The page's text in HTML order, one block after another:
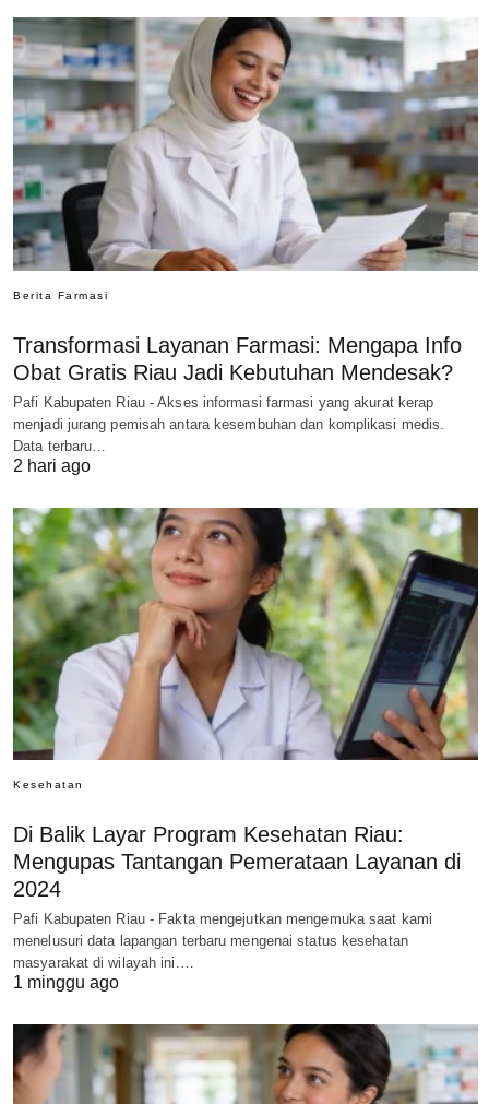
Berita Farmasi
Transformasi Layanan Farmasi: Mengapa Info
Obat Gratis Riau Jadi Kebutuhan Mendesak?
Pafi Kabupaten Riau - Akses informasi farmasi yang akurat kerap
menjadi jurang pemisah antara kesembuhan dan komplikasi medis.
Data terbaru…
2 hari ago
Kesehatan
Di Balik Layar Program Kesehatan Riau:
Mengupas Tantangan Pemerataan Layanan di
2024
Pafi Kabupaten Riau - Fakta mengejutkan mengemuka saat kami
menelusuri data lapangan terbaru mengenai status kesehatan
masyarakat di wilayah ini.…
1 minggu ago